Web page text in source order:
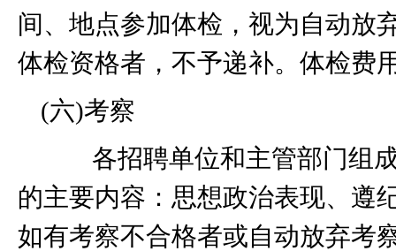
间、地点参加体检，视为自动放
体检资格者，不予递补。体检费
(六)考察
各招聘单位和主管部门组成
的主要内容：思想政治表现、遵
如有考察不合格者或自动放弃考